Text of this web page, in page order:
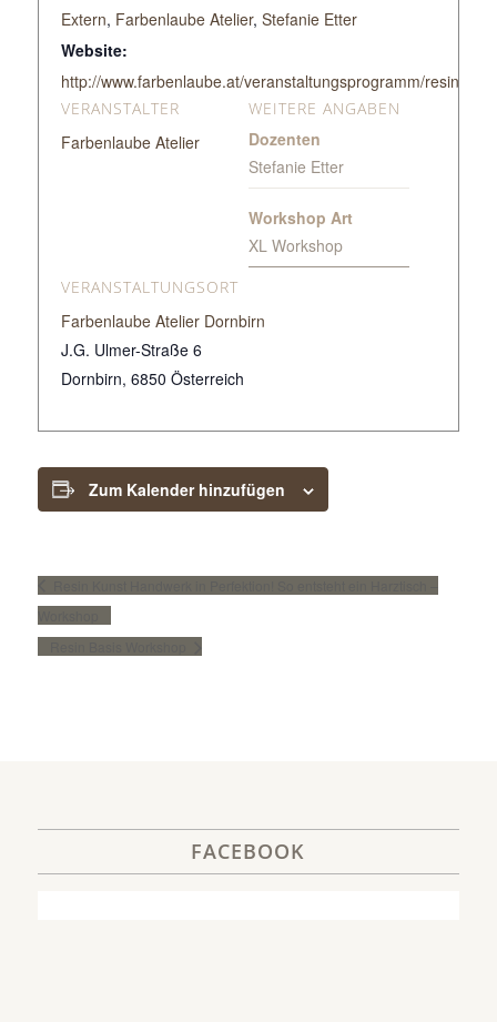
Extern, Farbenlaube Atelier, Stefanie Etter
Website:
http://www.farbenlaube.at/veranstaltungsprogramm/resin-xl-
VERANSTALTUNGSORT
Farbenlaube Atelier Dornbirn
J.G. Ulmer-Straße 6
Dornbirn, 6850 Österreich
VERANSTALTER
Farbenlaube Atelier
WEITERE ANGABEN
Dozenten
Stefanie Etter
Workshop Art
XL Workshop
Zum Kalender hinzufügen
FACEBOOK